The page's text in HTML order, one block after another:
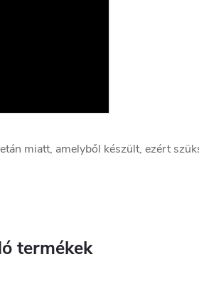
miatt, amelyből készült, ezért
termékek